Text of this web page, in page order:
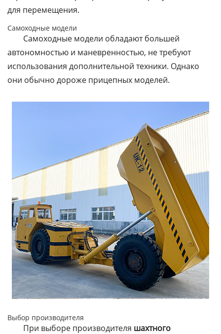
для перемещения.
Самоходные модели
Самоходные модели обладают большей
автономностью и маневренностью, не требуют
использования дополнительной техники. Однако
они обычно дороже прицепных моделей.
Выбор производителя
При выборе производителя шахтного